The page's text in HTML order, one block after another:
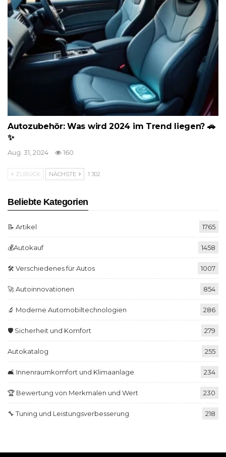
Autozubehör: Was wird 2024 im Trend liegen? 🚗
✨
Aug. 31, 2024 160
ZURÜCK NÄCHSTE 1 302
Beliebte Kategorien
📝 Artikel 1765
💰Autokauf 1458
🛠️ Verschiedenes für Autos 1007
🚀 Autoinnovationen 854
🔬 Moderne Automobiltechnologien 286
🛡️ Sicherheit und Komfort 279
Autokatalog 255
🛋️ Innenraumkomfort und Klimaanlage 234
🏆 Bewertung von Merkmalen und Wert 230
🔧 Tuning und Leistungsverbesserung 218